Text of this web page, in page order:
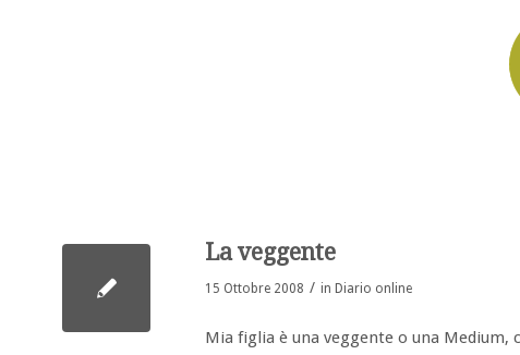
La veggente
15 Ottobre 2008 / in Diario online
Mia figlia è una veggente o una